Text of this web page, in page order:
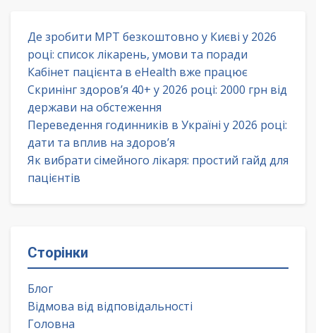
Де зробити МРТ безкоштовно у Києві у 2026
році: список лікарень, умови та поради
Кабінет пацієнта в eHealth вже працює
Скринінг здоров’я 40+ у 2026 році: 2000 грн від
держави на обстеження
Переведення годинників в Україні у 2026 році:
дати та вплив на здоров’я
Як вибрати сімейного лікаря: простий гайд для
пацієнтів
Сторінки
Блог
Відмова від відповідальності
Головна